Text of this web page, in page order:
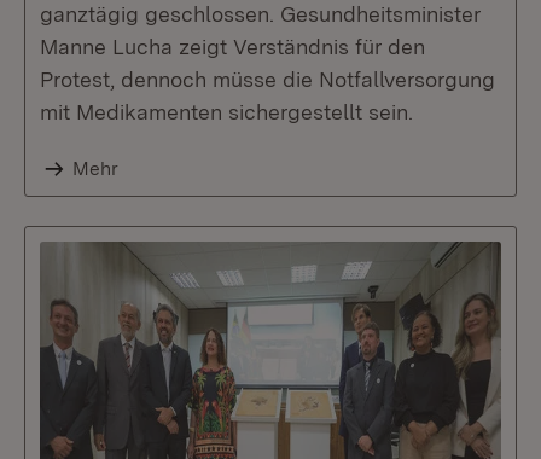
ganztägig geschlossen. Gesundheitsminister
Manne Lucha zeigt Verständnis für den
Protest, dennoch müsse die Notfallversorgung
mit Medikamenten sichergestellt sein.
Mehr